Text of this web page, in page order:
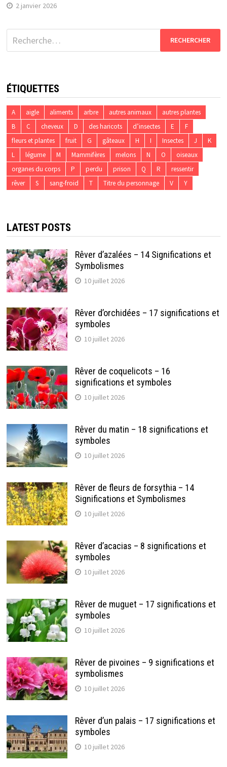
2 janvier 2026
Rechercher :
ÉTIQUETTES
A aigle aliments arbre autres animaux
autres plantes
B
C cheveux D des haricots d’insectes E
F
fleurs et plantes
fruit G gâteaux H I Insectes J
K
L
légume M Mammifères melons N O
oiseaux
organes du corps
P perdu prison Q R
ressentir
rêver
S sang-froid T Titre du personnage V Y
LATEST POSTS
Rêver d’azalées – 14 Significations et
Symbolismes
10 juillet 2026
Rêver d’orchidées – 17 significations et
symboles
10 juillet 2026
Rêver de coquelicots – 16
significations et symboles
10 juillet 2026
Rêver du matin – 18 significations et
symboles
10 juillet 2026
Rêver de fleurs de forsythia – 14
Significations et Symbolismes
10 juillet 2026
Rêver d’acacias – 8 significations et
symboles
10 juillet 2026
Rêver de muguet – 17 significations et
symboles
10 juillet 2026
Rêver de pivoines – 9 significations et
symbolismes
10 juillet 2026
Rêver d’un palais – 17 significations et
symboles
10 juillet 2026